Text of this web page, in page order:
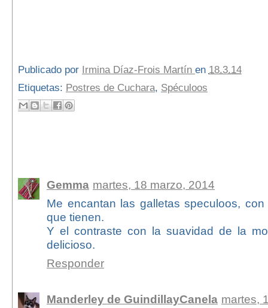
Publicado por Irmina Díaz-Frois Martín en 18.3.14
Etiquetas: Postres de Cuchara, Spéculoos
Gemma martes, 18 marzo, 2014
Me encantan las galletas speculoos,
que tienen.
Y el contraste con la suavidad de la
delicioso.
Responder
Manderley de GuindillayCanela martes,